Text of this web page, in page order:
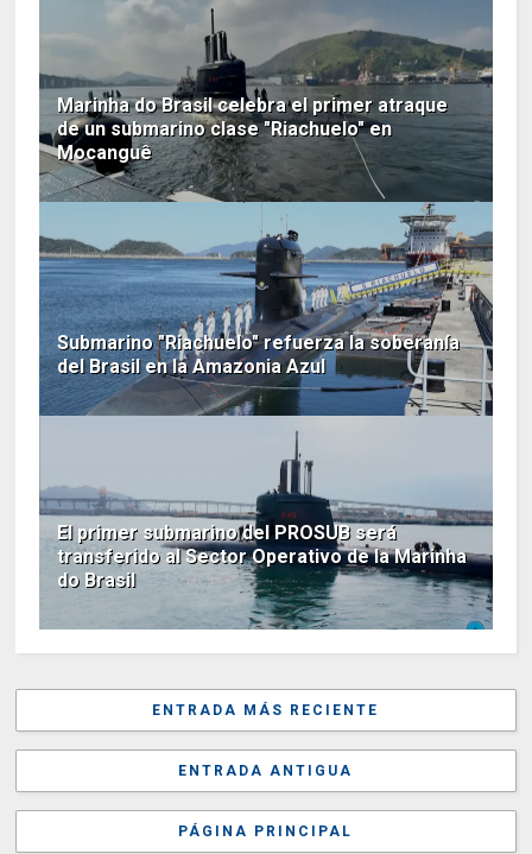
Marinha do Brasil celebra el primer atraque
de un submarino clase "Riachuelo" en
Mocanguê
Submarino "Riachuelo" refuerza la soberanía
del Brasil en la Amazonia Azul
El primer submarino del PROSUB será
transferido al Sector Operativo de la Marinha
do Brasil
ENTRADA MÁS RECIENTE
ENTRADA ANTIGUA
PÁGINA PRINCIPAL